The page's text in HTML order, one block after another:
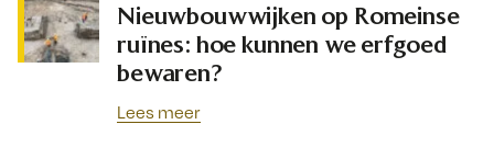
Nieuwbouwwijken op Romeinse
ruïnes: hoe kunnen we erfgoed
bewaren?
Lees meer